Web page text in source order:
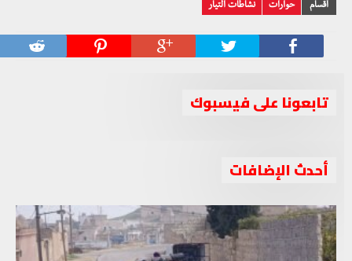
أقسام حوارات نشاطات التيار
تابعونا على فيسبوك
أحدث الإضافات